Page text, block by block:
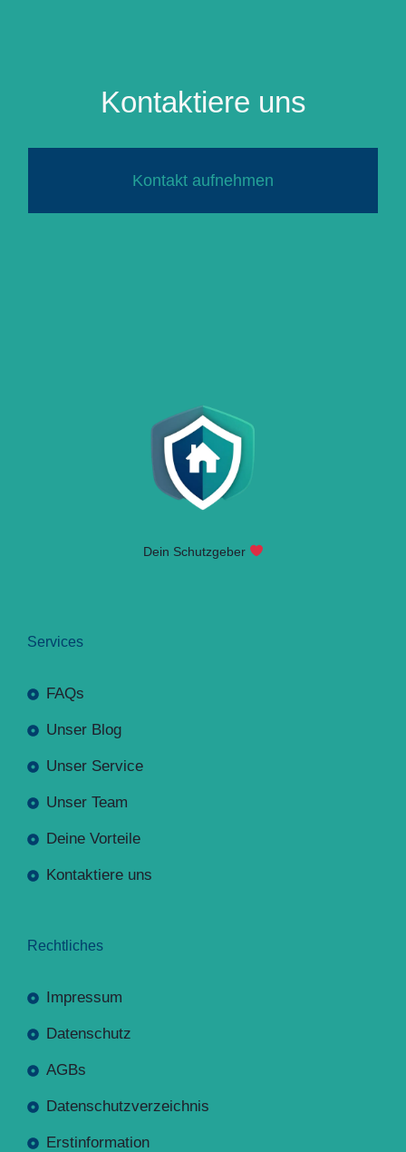
Kontaktiere uns
Kontakt aufnehmen
Dein Schutzgeber
Services
FAQs
Unser Blog
Unser Service
Unser Team
Deine Vorteile
Kontaktiere uns
Rechtliches
Impressum
Datenschutz
AGBs
Datenschutzverzeichnis
Erstinformation